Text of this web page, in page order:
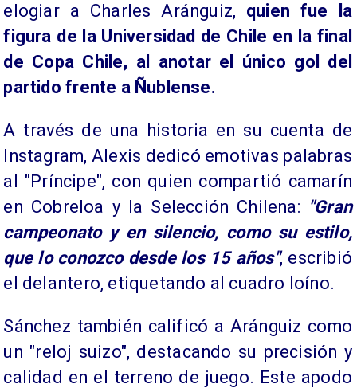
elogiar a Charles Aránguiz, quien fue la
figura de la Universidad de Chile en la final
de Copa Chile, al anotar el único gol del
partido frente a Ñublense.
A través de una historia en su cuenta de
Instagram, Alexis dedicó emotivas palabras
al "Príncipe", con quien compartió camarín
en Cobreloa y la Selección Chilena: "Gran
campeonato y en silencio, como su estilo,
que lo conozco desde los 15 años", escribió
el delantero, etiquetando al cuadro loíno.
Sánchez también calificó a Aránguiz como
un "reloj suizo", destacando su precisión y
calidad en el terreno de juego. Este apodo